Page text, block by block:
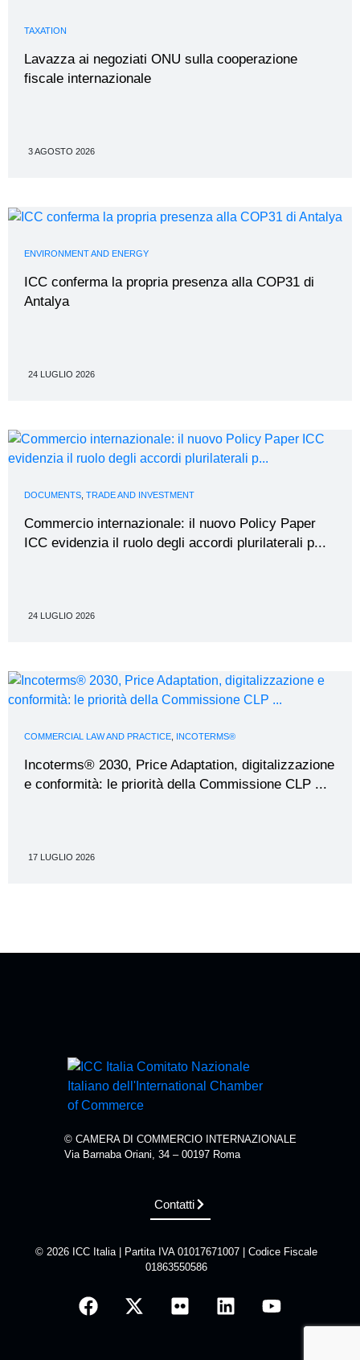
TAXATION
Lavazza ai negoziati ONU sulla cooperazione
fiscale internazionale
3 AGOSTO 2026
ENVIRONMENT AND ENERGY
ICC conferma la propria presenza alla COP31 di
Antalya
24 LUGLIO 2026
DOCUMENTS TRADE AND INVESTMENT
Commercio internazionale: il nuovo Policy Paper
ICC evidenzia il ruolo degli accordi plurilaterali p...
24 LUGLIO 2026
COMMERCIAL LAW AND PRACTICE INCOTERMS®
Incoterms® 2030, Price Adaptation, digitalizzazione
e conformità: le priorità della Commissione CLP ...
17 LUGLIO 2026
© CAMERA DI COMMERCIO INTERNAZIONALE
Via Barnaba Oriani, 34 – 00197 Roma
Contatti
© 2026 ICC Italia | Partita IVA 01017671007 | Codice Fiscale
01863550586